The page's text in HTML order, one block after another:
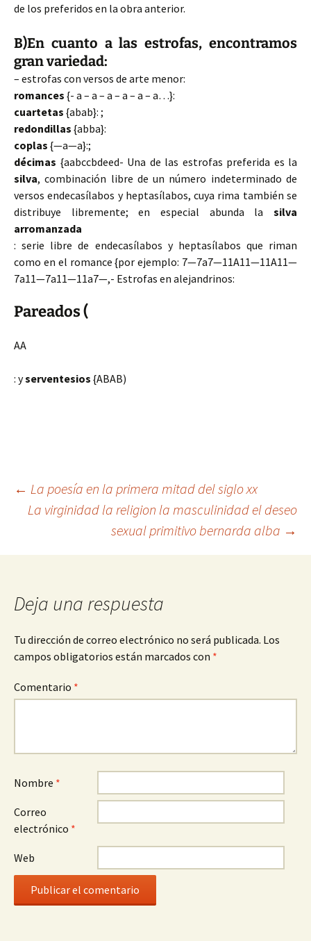
de los preferidos en la obra anterior.
B)En cuanto a las estrofas, encontramos
gran variedad:
– estrofas con versos de arte menor:
romances {- a – a – a – a – a – a…}:
cuartetas {abab}: ;
redondillas {abba}:
coplas {—a—a}:;
décimas {aabccbdeed- Una de las estrofas preferida es la
silva, combinación libre de un número indeterminado de
versos endecasílabos y heptasílabos, cuya rima también se
distribuye libremente; en especial abunda la silva
arromanzada
: serie libre de endecasílabos y heptasílabos que riman
como en el romance {por ejemplo: 7—7a7—11A11—11A11—
7a11—7a11—11a7—,- Estrofas en alejandrinos:
Pareados (
AA
: yserventesios {ABAB)
Navegación
← La poesía en la primera mitad del siglo xx
La virginidad la religion la masculinidad el deseo
sexual primitivo bernarda alba →
Deja una respuesta
Tu dirección de correo electrónico no será publicada. Los
campos obligatorios están marcados con *
Comentario *
Nombre *
Correo
electrónico *
Web